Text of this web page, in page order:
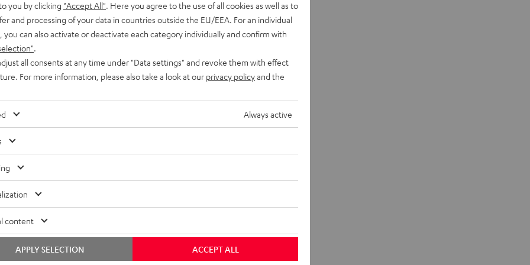
you by clicking "Accept All". Here you agree to the use of all cookies as well as to
and processing of your data in countries outside the EU/EEA. For an individual
you can also activate or deactivate each category individually and confirm with
.
all consents at any time under "Data settings" and revoke them with effect
For more information, please also take a look at our privacy policyand the
Always active
content
ACCEPT ALL
APPLY SELECTION